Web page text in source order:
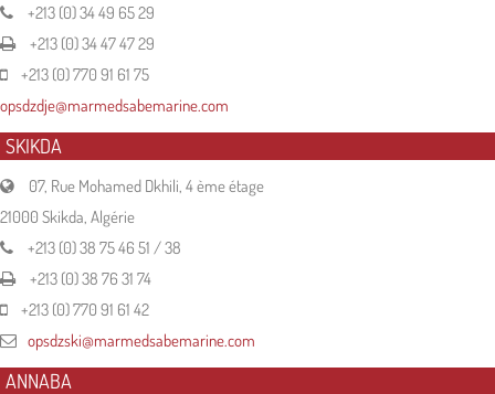
+213 (0) 34 49 65 29
+213 (0) 34 47 47 29
+213 (0) 770 91 61 75
opsdzdje@marmedsabemarine.com
SKIKDA
07, Rue Mohamed Dkhili, 4 ème étage
21000 Skikda, Algérie
+213 (0) 38 75 46 51 / 38
+213 (0) 38 76 31 74
+213 (0) 770 91 61 42
opsdzski@marmedsabemarine.com
ANNABA